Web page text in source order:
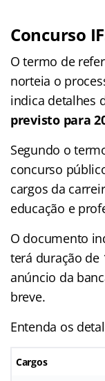
Concurso
O termo de
norteia o
indica detalhes
previsto para
Segundo o
concurso
cargos da
educação e
O documento
terá duração de
anúncio da
breve.
Entenda os
Cargos